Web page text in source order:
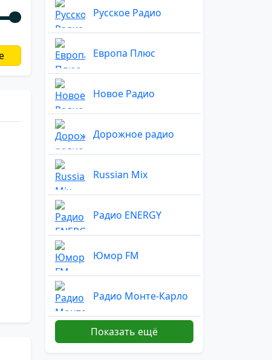
Русское Радио
Европа Плюс
Новое Радио
Дорожное радио
Russian Mix
Радио ENERGY
Юмор FM
Радио Монте-Карло
Радио Маяк
Показать ещё